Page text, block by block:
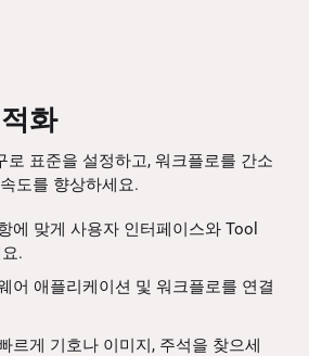
화
로 표준을 설정하고, 워크플로를 간소
도를 향상하세요.
에 맞게 사용자 인터페이스와 Tool
.
어 애플리케이션 및 워크플로를 연결
르게 기호나 이미지, 주석을 찾으세